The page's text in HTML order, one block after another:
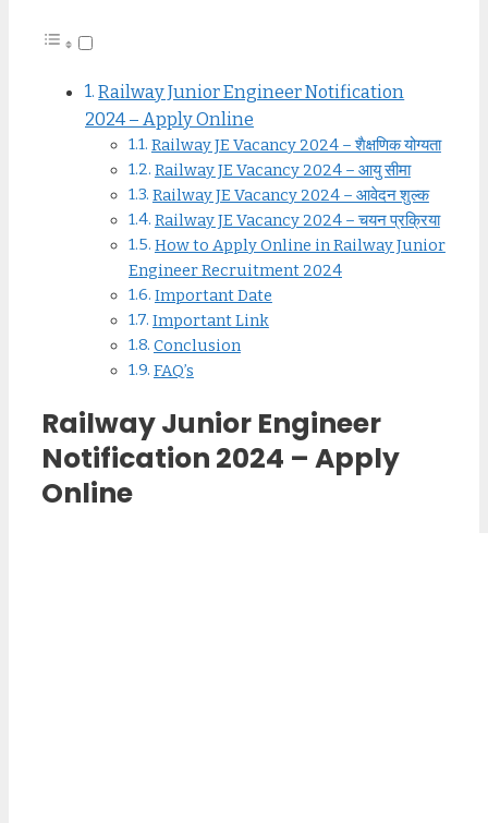
Railway Junior Engineer Notification
2024 – Apply Online
Railway JE Vacancy 2024 – शैक्षणिक योग्यता
Railway JE Vacancy 2024 – आयु सीमा
Railway JE Vacancy 2024 – आवेदन शुल्क
Railway JE Vacancy 2024 – चयन प्रक्रिया
How to Apply Online in Railway Junior
Engineer Recruitment 2024
Important Date
Important Link
Conclusion
FAQ’s
Railway Junior Engineer
Notification 2024 – Apply
Online